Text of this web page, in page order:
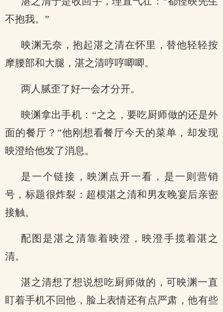
不抱我。”
映渊无奈，抱起湛之清在怀里，替他轻轻按
摩腰部和大腿，湛之清哼哼唧唧。
两人腻歪了好一会才分开。
映渊拿出手机：“之之，要吃厨师做的还是外
面的餐厅？”他刚想看餐厅今天的菜单，却发现
映澄给他发了消息。
是一个链接，映渊点开一看，是一则营销
号，标题很炸裂：超模湛之清和男友晚宴后亲密
接触。
配图是湛之清靠着映澄，映澄手揽着湛之
清。
湛之清想了想说想吃厨师做的，可映渊一直
盯着手机不回他，脸上表情还有点严肃，他有些